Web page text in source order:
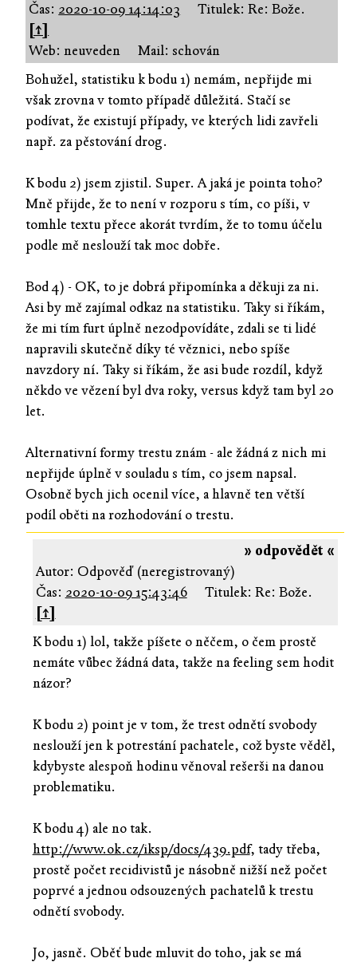
Čas: 2020-10-09 14:14:03
Titulek: Re: Bože.
[↑]
Web: neuveden
Mail: schován
Bohužel, statistiku k bodu 1) nemám, nepřijde mi
však zrovna v tomto případě důležitá. Stačí se
podívat, že existují případy, ve kterých lidi zavřeli
např. za pěstování drog.
K bodu 2) jsem zjistil. Super. A jaká je pointa toho?
Mně přijde, že to není v rozporu s tím, co píši, v
tomhle textu přece akorát tvrdím, že to tomu účelu
podle mě neslouží tak moc dobře.
Bod 4) - OK, to je dobrá připomínka a děkuji za ni.
Asi by mě zajímal odkaz na statistiku. Taky si říkám,
že mi tím furt úplně nezodpovídáte, zdali se ti lidé
napravili skutečně díky té věznici, nebo spíše
navzdory ní. Taky si říkám, že asi bude rozdíl, když
někdo ve vězení byl dva roky, versus když tam byl 20
let.
Alternativní formy trestu znám - ale žádná z nich mi
nepřijde úplně v souladu s tím, co jsem napsal.
Osobně bych jich ocenil více, a hlavně ten větší
podíl oběti na rozhodování o trestu.
» odpovědět «
Autor: Odpověď (neregistrovaný)
Čas: 2020-10-09 15:43:46
Titulek: Re: Bože.
[↑]
K bodu 1) lol, takže píšete o něčem, o čem prostě
nemáte vůbec žádná data, takže na feeling sem hodit
názor?
K bodu 2) point je v tom, že trest odnětí svobody
neslouží jen k potrestání pachatele, což byste věděl,
kdybyste alespoň hodinu věnoval rešerši na danou
problematiku.
K bodu 4) ale no tak.
http://www.ok.cz/iksp/docs/439.pdf, tady třeba,
prostě počet recidivistů je násobně nižší než počet
poprvé a jednou odsouzených pachatelů k trestu
odnětí svobody.
Jo, jasně. Oběť bude mluvit do toho, jak se má